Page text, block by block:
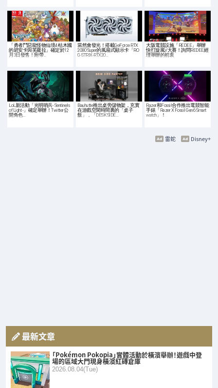
「勇者鬥惡龍怪物仙境4 枯木國
的碧安卡與芙蘿拉」確定於12
月3日發售！附帶…
當然會發光！搭載GeForce RTX
2080 Super的風扇式顯示卡「RO
G-STRIX-RTX20…
大阪電競設施「REDEE」舉辦
快打旋風V大賽！詢問REDEE經
理舉辦的初衷
LoL新活動「光明哨兵- Sentinels
of Light -」確定舉辦！Twitter公
開角色…
Bauhutte推出桌旁儲物架，充實
在游戲空閑時間裏的「桌子
飯」，「DESK SIDE…
Razer和Fossil合作推出電競智能
手錶「Razer X Fossil Gen 6 Smart
watch」！
Disney+
雷蛇
最新文章
「Pokémon Pokopia」實體活動於橫濱舉辦！遊戲中登
場的區域大門現身橫濱紅磚倉庫
2026.08.04(Tue)